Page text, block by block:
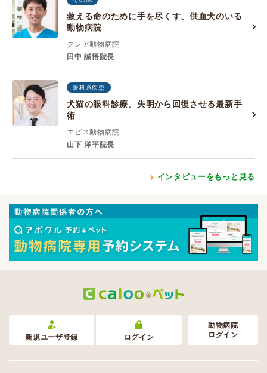
救える命のために手を尽くす、供血犬のいる
動物病院
クレア動物病院
田中 誠悟院長
眼科系疾患
犬猫の眼科診療。失明から回復させる最新手
術
エビス動物病院
山下 洋平院長
インタビューをもっと見る
新規ユーザ登録 ログイン
動物病院
ログイン